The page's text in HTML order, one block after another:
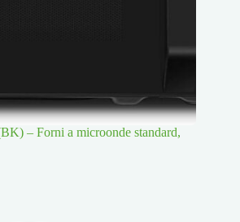
– Forni a microonde standard,